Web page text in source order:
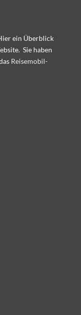
ein Überblick
Sie haben
Reisemobil-